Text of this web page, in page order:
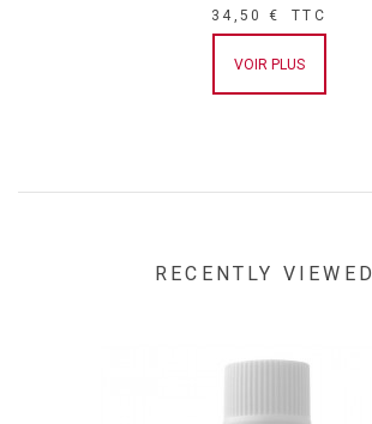
34,50 € TTC
VOIR PLUS
RECENTLY VIEWED